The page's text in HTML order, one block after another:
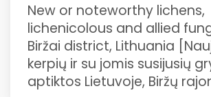
New or noteworthy lichens,
lichenicolous and allied
Biržai district, Lithuania
kerpių ir su jomis susijusių
aptiktos Lietuvoje, Biržų